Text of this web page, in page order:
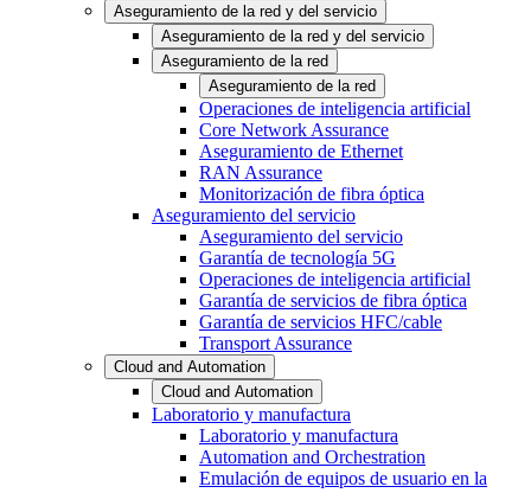
Aseguramiento de la red y del servicio
Aseguramiento de la red y del servicio
Aseguramiento de la red
Aseguramiento de la red
Operaciones de inteligencia artificial
Core Network Assurance
Aseguramiento de Ethernet
RAN Assurance
Monitorización de fibra óptica
Aseguramiento del servicio
Aseguramiento del servicio
Garantía de tecnología 5G
Operaciones de inteligencia artificial
Garantía de servicios de fibra óptica
Garantía de servicios HFC/cable
Transport Assurance
Cloud and Automation
Cloud and Automation
Laboratorio y manufactura
Laboratorio y manufactura
Automation and Orchestration
Emulación de equipos de usuario en la